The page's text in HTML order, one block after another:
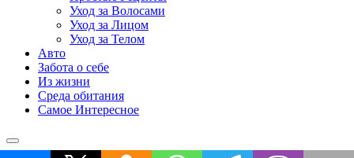
Уход за Волосами
Уход за Лицом
Уход за Телом
Авто
Забота о себе
Из жизни
Среда обитания
Самое Интересное